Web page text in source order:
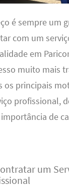
é sempre um
com um
em
muito mais
os principais
profissional,
de
um